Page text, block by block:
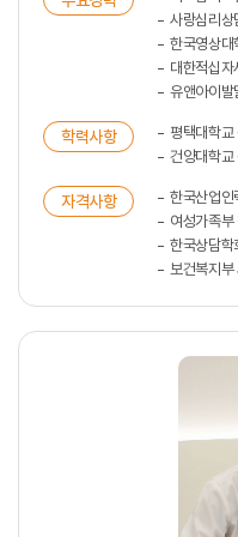
사랑심리상
한국영상대
대한적십자
유앤아이발
학력사항
평택대학교
건양대학교
자격사항
한국산업인
여성가족
한국상담학
보건복지부